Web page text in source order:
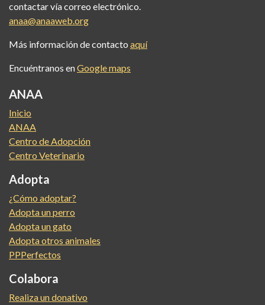
contactar vía correo electrónico.
anaa@anaaweb.org
Más información de contacto aquí
Encuéntranos enGoogle maps
ANAA
Inicio
ANAA
Centro de Adopción
Centro Veterinario
Adopta
¿Cómo adoptar?
Adopta un perro
Adopta un gato
Adopta otros animales
PPPerfectos
Colabora
Realiza un donativo